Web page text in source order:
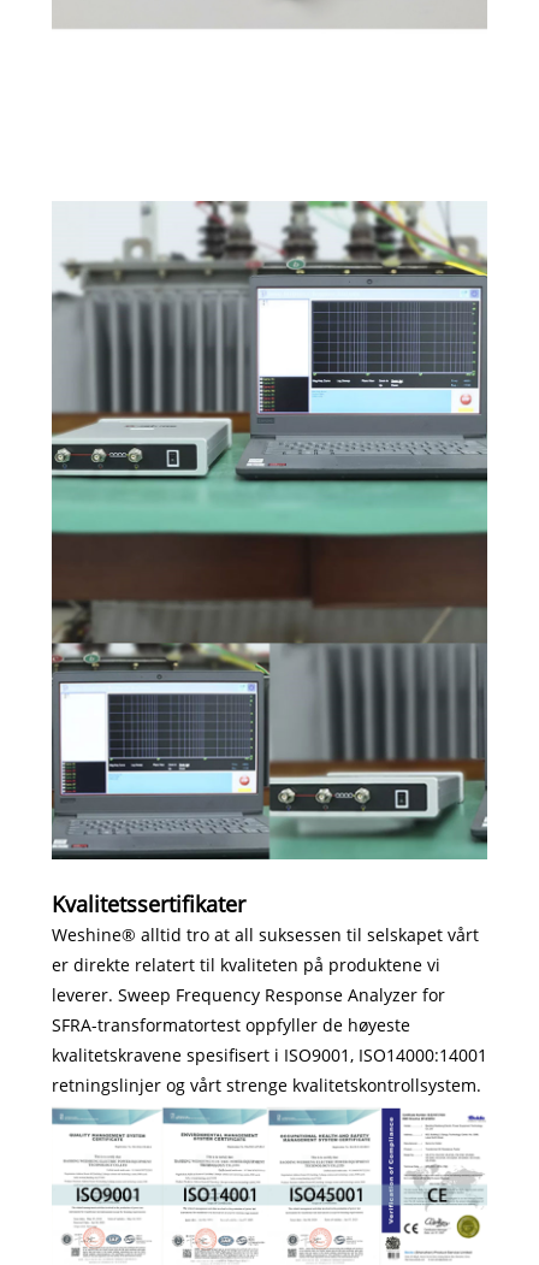
Kvalitetssertifikater
Weshine® alltid tro at all suksessen til selskapet vårt
er direkte relatert til kvaliteten på produktene vi
leverer. Sweep Frequency Response Analyzer for
SFRA-transformatortest oppfyller de høyeste
kvalitetskravene spesifisert i ISO9001, ISO14000:14001
retningslinjer og vårt strenge kvalitetskontrollsystem.